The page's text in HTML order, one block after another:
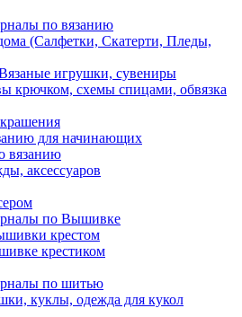
по вязанию
(Салфетки, Скатерти, Пледы,
игрушки, сувениры
крючком, схемы спицами, обвязка
для начинающих
вязанию
аксессуаров
по Вышивке
крестом
крестиком
по шитью
куклы, одежда для кукол